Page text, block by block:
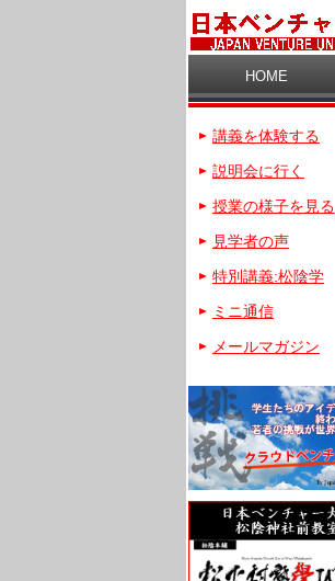
HOME
講義を体験する
説明会に行く
授業の様子を見る
見学者の声
特別講義:松陰学
ミニ通信
メールマガジン